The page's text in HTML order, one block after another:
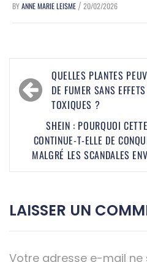
BYANNE MARIE LEISME / 20/02/2026
Navigation
de
l’article
QUELLES PLANTES
DE FUMER SANS
TOXIQUES ?
SHEIN : POURQUOI
CONTINUE-T-ELLE DE
MALGRÉ LES SCANDALES
LAISSER UN
Votre adresse e-mail ne